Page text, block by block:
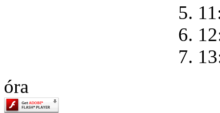
5.
6.
7.
óra